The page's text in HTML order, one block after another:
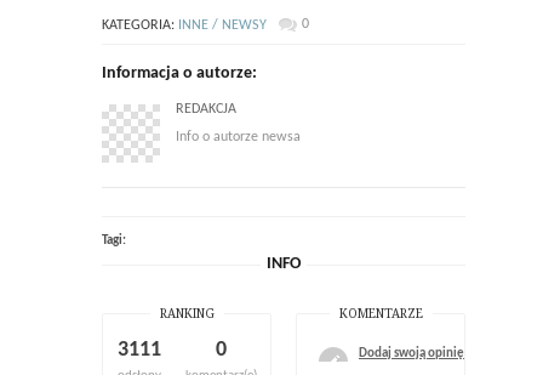
KATEGORIA: INNE / NEWSY 0
Informacja o autorze:
REDAKCJA
Info o autorze newsa
Tagi:
INFO
RANKING
3111 0
KOMENTARZE
Dodaj swoją opinię